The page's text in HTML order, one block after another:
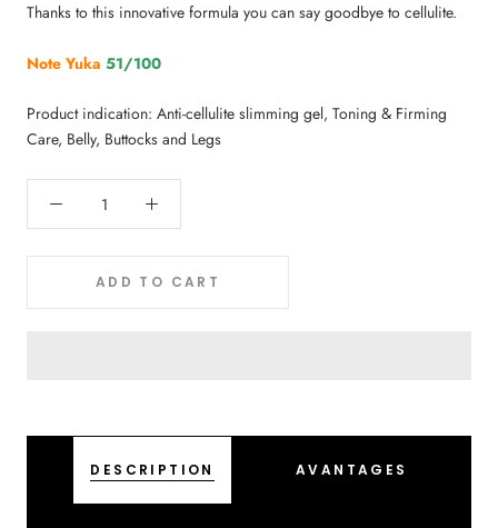
Thanks to this innovative formula you can say goodbye to cellulite.
Note Yuka 51/100
Product indication: Anti-cellulite slimming gel, Toning & Firming
Care, Belly, Buttocks and Legs
ADD TO CART
DESCRIPTION AVANTAGES